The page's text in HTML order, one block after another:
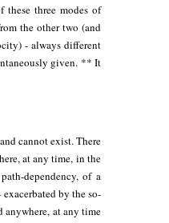
three modes of
the other two (and
- always different
given. ** It
cannot exist. There
at any time, in the
dependency, of a
by the so-
anywhere, at any time